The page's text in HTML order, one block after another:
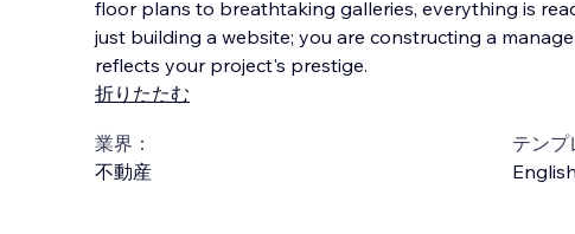
floor plans to breathtaking galleries, everything is
just building a website; you are constructing a
reflects your project's prestige.
折りたたむ
業界：
不動産
テンプ
English